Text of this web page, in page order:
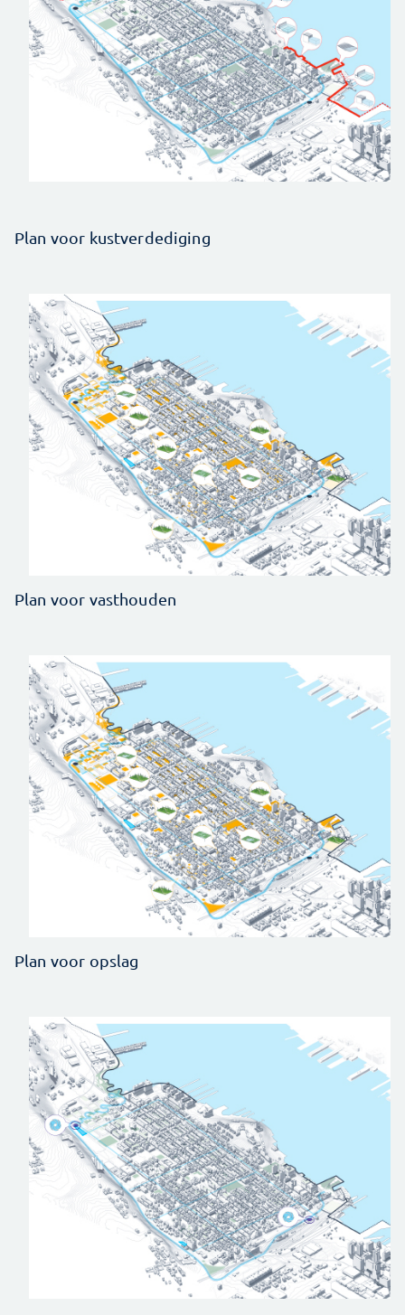
Plan voor kustverdediging
Plan voor vasthouden
Plan voor opslag